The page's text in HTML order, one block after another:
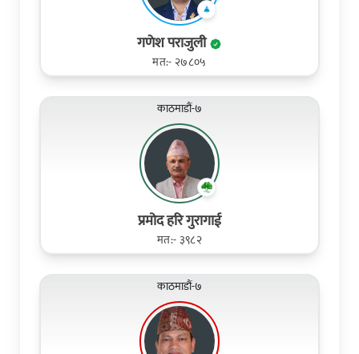
गणेश पराजुली
मत:- २७८०५
काठमाडौं-७
प्रमोद हरि गुरागाई
मत:- ३९८२
काठमाडौं-७